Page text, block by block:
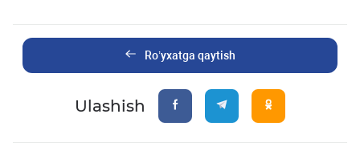
Ro’yxatga qaytish
Ulashish